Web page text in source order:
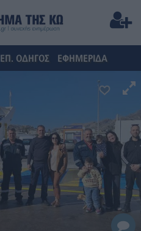
ΕΠ. ΟΔΗΓΟΣ ΕΦΗΜΕΡΙΔΑ